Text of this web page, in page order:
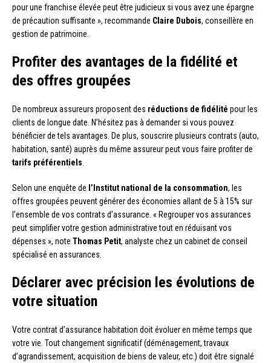
pour une franchise élevée peut être judicieux si vous avez une épargne
de précaution suffisante », recommande Claire Dubois, conseillère en
gestion de patrimoine.
Profiter des avantages de la fidélité et
des offres groupées
De nombreux assureurs proposent des réductions de fidélité pour les
clients de longue date. N’hésitez pas à demander si vous pouvez
bénéficier de tels avantages. De plus, souscrire plusieurs contrats (auto,
habitation, santé) auprès du même assureur peut vous faire profiter de
tarifs préférentiels
Selon une enquête de l’Institut national de la consommation, les
offres groupées peuvent générer des économies allant de 5 à 15% sur
l’ensemble de vos contrats d’assurance. « Regrouper vos assurances
peut simplifier votre gestion administrative tout en réduisant vos
dépenses », note Thomas Petit, analyste chez un cabinet de conseil
spécialisé en assurances.
Déclarer avec précision les évolutions de
votre situation
Votre contrat d’assurance habitation doit évoluer en même temps que
votre vie. Tout changement significatif (déménagement, travaux
d’agrandissement, acquisition de biens de valeur, etc.) doit être signalé